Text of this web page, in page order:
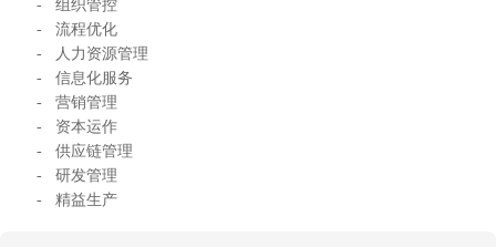
- 组织管控
- 流程优化
- 人力资源管理
- 信息化服务
- 营销管理
- 资本运作
- 供应链管理
- 研发管理
- 精益生产